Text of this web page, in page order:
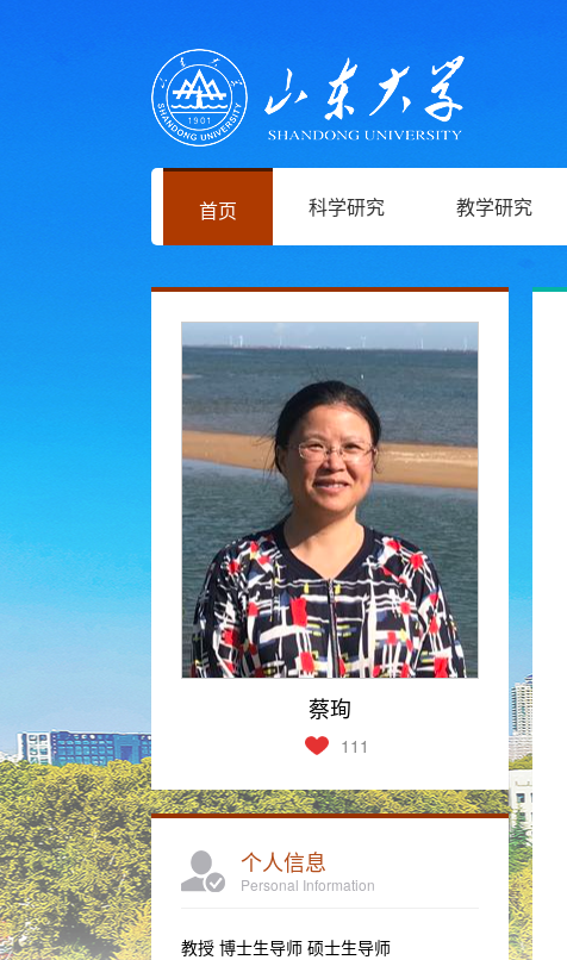
首页 科学研究 教学研究
蔡珣
111
个人信息
Personal Information
教授 博士生导师 硕士生导师